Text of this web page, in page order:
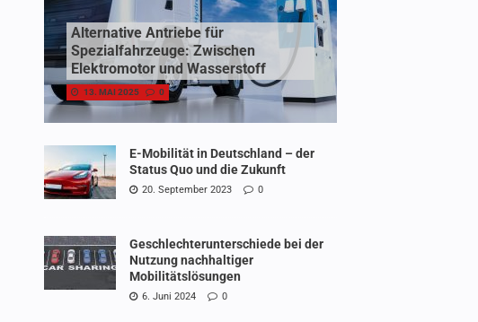
Alternative Antriebe für
Spezialfahrzeuge: Zwischen
Elektromotor und Wasserstoff
13. MAI 2025 0
E-Mobilität in Deutschland – der
Status Quo und die Zukunft
20. September 2023 0
Geschlechterunterschiede bei der
Nutzung nachhaltiger
Mobilitätslösungen
6. Juni 2024 0